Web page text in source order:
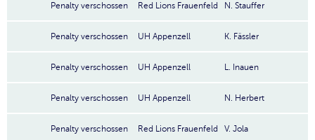
Penalty verschossen Red Lions Frauenfeld N. Stauffer
Penalty verschossen UH Appenzell K. Fässler
Penalty verschossen UH Appenzell L. Inauen
Penalty verschossen UH Appenzell N. Herbert
Penalty verschossen Red Lions Frauenfeld V. Jola